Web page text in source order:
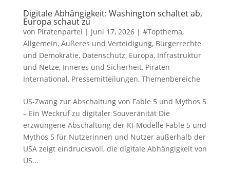
Digitale Abhängigkeit: Washington schaltet ab,
Europa schaut zu
von Piratenpartei | Juni 17, 2026| #Topthema,
Allgemein, Äußeres und Verteidigung, Bürgerrechte
und Demokratie, Datenschutz, Europa, Infrastruktur
und Netze, Inneres und Sicherheit, Piraten
International, Pressemitteilungen, Themenbereiche
US-Zwang zur Abschaltung von Fable 5 und Mythos 5
– Ein Weckruf zu digitaler Souveränität Die
erzwungene Abschaltung der KI-Modelle Fable 5 und
Mythos 5 für Nutzerinnen und Nutzer außerhalb der
USA zeigt eindrucksvoll, die digitale Abhängigkeit von
US...